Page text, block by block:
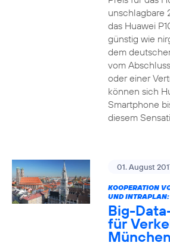
unschlagbare
das Huawei
günstig wie
dem
vom
oder einer
können sich
Smartphone
diesem
01. August
KOOPERATION
UND INTRAPLAN:
Big-
für
München